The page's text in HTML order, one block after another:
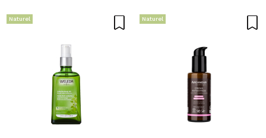
Naturel Naturel